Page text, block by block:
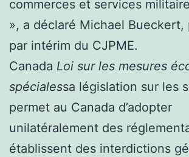
commerces et services
», a déclaré Michael Bueckert,
par intérim du CJPME.
Canada Loi sur les mesures
spécialessa législation sur les
permet au Canada d’adopter
unilatéralement des
établissent des interdictions